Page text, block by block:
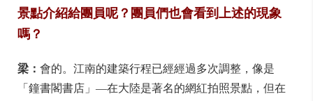
景點介紹給團員呢？團員們也會看到上述的現象
嗎？
梁： 會的。江南的建築行程已經經過多次調整，像是
「鐘書閣書店」—在大陸是著名的網紅拍照景點，但在